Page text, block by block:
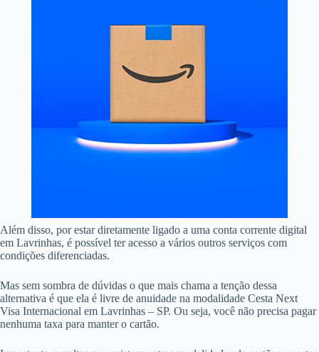
Além disso, por estar diretamente ligado a uma conta corrente digital
em Lavrinhas, é possível ter acesso a vários outros serviços com
condições diferenciadas.
Mas sem sombra de dúvidas o que mais chama a tenção dessa
alternativa é que ela é livre de anuidade na modalidade Cesta Next
Visa Internacional em Lavrinhas – SP. Ou seja, você não precisa pagar
nenhuma taxa para manter o cartão.